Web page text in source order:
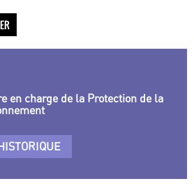
en charge de la Protection de la